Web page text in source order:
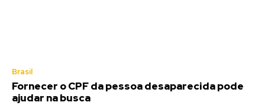
Brasil
Fornecer o CPF da pessoa desaparecida pode
ajudar na busca